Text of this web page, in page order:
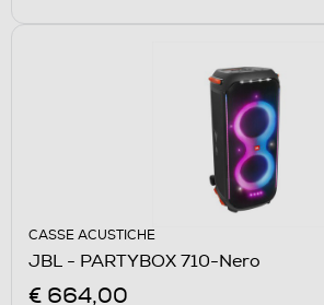
CASSE ACUSTICHE
JBL - PARTYBOX 710-Nero
€ 664,00